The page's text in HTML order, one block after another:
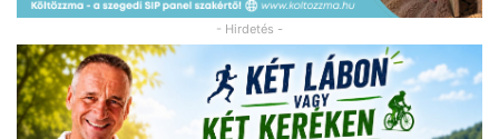
- Hirdetés -